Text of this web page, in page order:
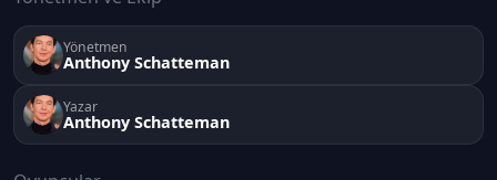
Yönetmen
Anthony Schatteman
Yazar
Anthony Schatteman